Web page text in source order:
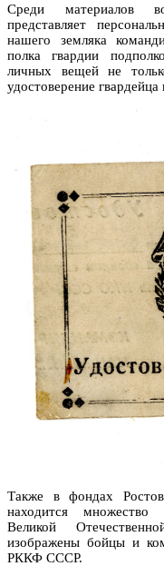
Среди материалов
представляет
нашего земляка
полка гвардии
личных вещей не
удостоверение гвардейца
Также в фондах
находится множество
Великой
изображены бойцы и
РККФ СССР.